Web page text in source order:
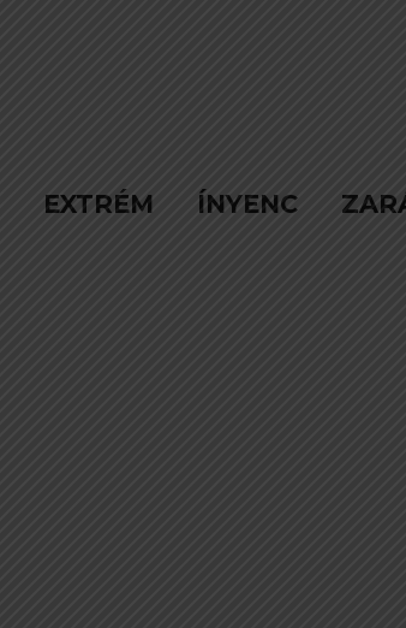
EXTRÉM ÍNYENC